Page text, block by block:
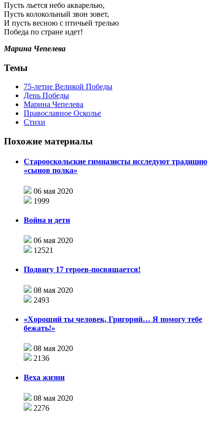
Пусть льется небо акварелью,
Пусть колокольный звон зовет,
И пусть весною с птичьей трелью
Победа по стране идет!
Марина Чепелева
Темы
75-летие Великой Победы
День Победы
Марина Чепелева
Православное Осколье
Стихи
Похожие материалы
Старооскольские гимназисты исследуют традицию
«сынов полка»
06 мая 2020
1999
Война и дети
06 мая 2020
12521
Подвигу 17 героев-посвящается!
08 мая 2020
2493
«Хороший ты человек, Григорий… Я помогу тебе
бежать!»
08 мая 2020
2136
Веха жизни
08 мая 2020
2276